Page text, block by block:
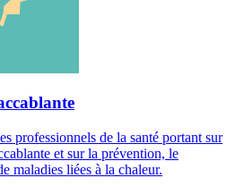
professionnels de la santé portant sur
et sur la prévention, le
maladies liées à la chaleur.